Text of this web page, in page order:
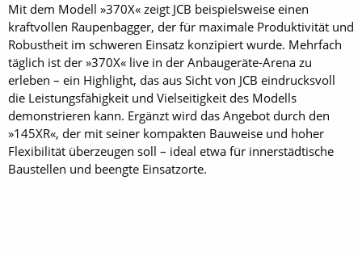
Mit dem Modell »370X« zeigt JCB beispielsweise einen
kraftvollen Raupenbagger, der für maximale Produktivität und
Robustheit im schweren Einsatz konzipiert wurde. Mehrfach
täglich ist der »370X« live in der Anbaugeräte-Arena zu
erleben – ein Highlight, das aus Sicht von JCB eindrucksvoll
die Leistungsfähigkeit und Vielseitigkeit des Modells
demonstrieren kann. Ergänzt wird das Angebot durch den
»145XR«, der mit seiner kompakten Bauweise und hoher
Flexibilität überzeugen soll – ideal etwa für innerstädtische
Baustellen und beengte Einsatzorte.